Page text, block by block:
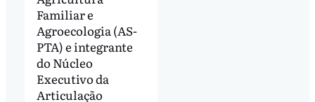
Familiar e
Agroecologia (AS-
PTA) e integrante
do Núcleo
Executivo da
Articulação